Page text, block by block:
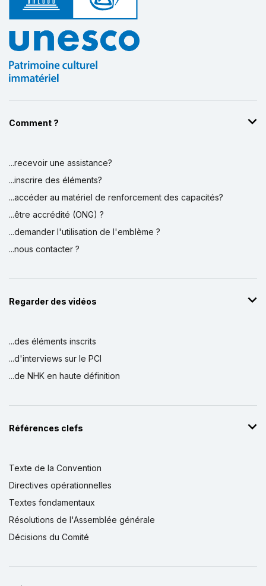
Comment ?
...recevoir une assistance?
...inscrire des éléments?
...accéder au matériel de renforcement des capacités?
...être accrédité (ONG) ?
...demander l'utilisation de l'emblème ?
...nous contacter ?
Regarder des vidéos
...des éléments inscrits
...d'interviews sur le PCI
...de NHK en haute définition
Références clefs
Texte de la Convention
Directives opérationnelles
Textes fondamentaux
Résolutions de l'Assemblée générale
Décisions du Comité